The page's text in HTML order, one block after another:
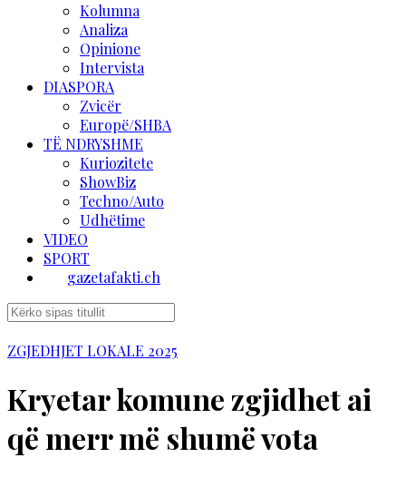
Kolumna
Analiza
Opinione
Intervista
DIASPORA
Zvicër
Europë/SHBA
TË NDRYSHME
Kuriozitete
ShowBiz
Techno/Auto
Udhëtime
VIDEO
SPORT
gazetafakti.ch
ZGJEDHJET LOKALE 2025
Kryetar komune zgjidhet ai
që merr më shumë vota